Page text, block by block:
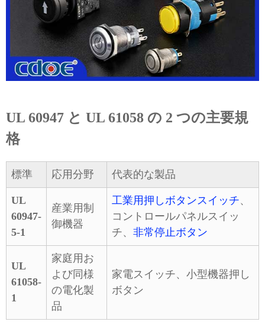
UL 60947 と UL 61058 の 2 つの主要規
格
標準 応用分野 代表的な製品
UL
60947-
5-1
産業用制
御機器
工業用押しボタンスイッチ、
コントロールパネルスイッ
チ、 非常停止ボタン
UL
61058-
1
家庭用お
よび同様
の電化製
品
家電スイッチ、小型機器押し
ボタン